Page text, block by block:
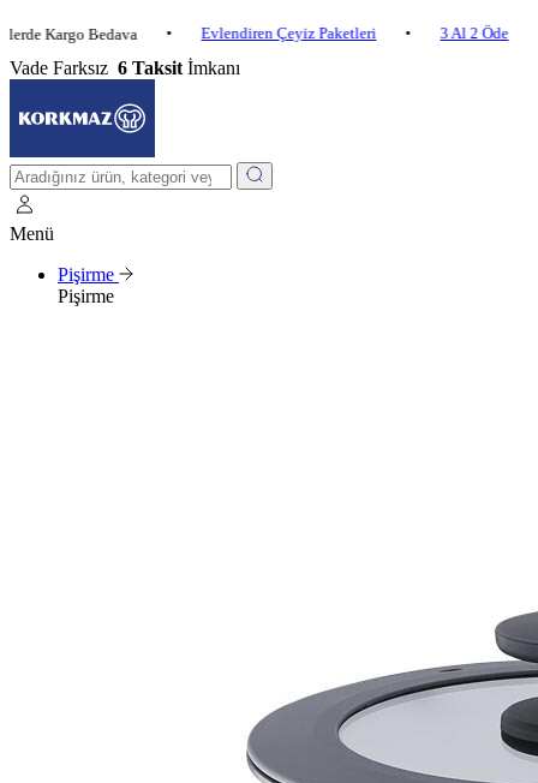
Bedava • Evlendiren Çeyiz Paketleri • 3 Al 2 Öde •
Vade Farksız 6 Taksit İmkanı
Menü
Pişirme
Pişirme